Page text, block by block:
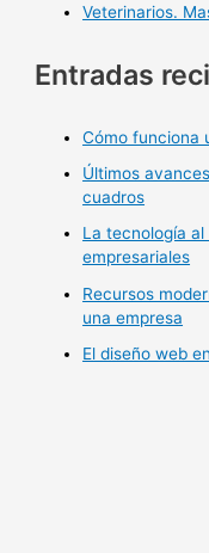
Veterinarios.
Entradas
Cómo funciona
Últimos
cuadros
La tecnología
empresariales
Recursos
una empresa
El diseño web